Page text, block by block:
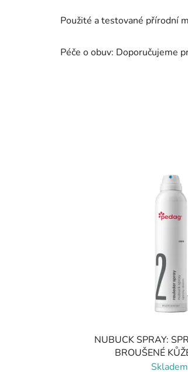
Použité a testované přírodní
Péče o obuv: Doporučujeme
NUBUCK SPRAY:
BROUŠENÉ